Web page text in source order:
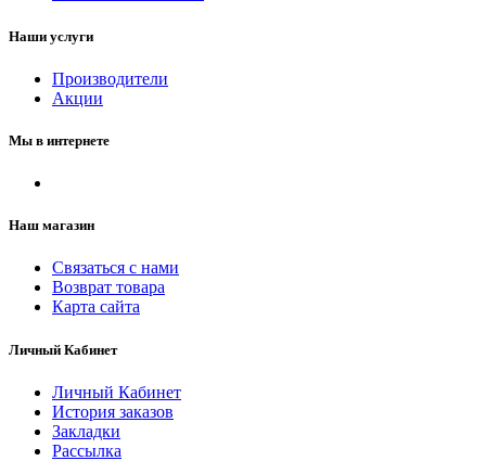
Наши услуги
Производители
Акции
Мы в интернете
Наш магазин
Связаться с нами
Возврат товара
Карта сайта
Личный Кабинет
Личный Кабинет
История заказов
Закладки
Рассылка